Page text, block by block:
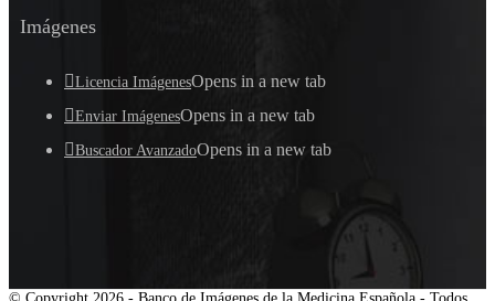
Imágenes
Licencia ImágenesOpens in a new tab
Enviar ImágenesOpens in a new tab
Buscador AvanzadoOpens in a new tab